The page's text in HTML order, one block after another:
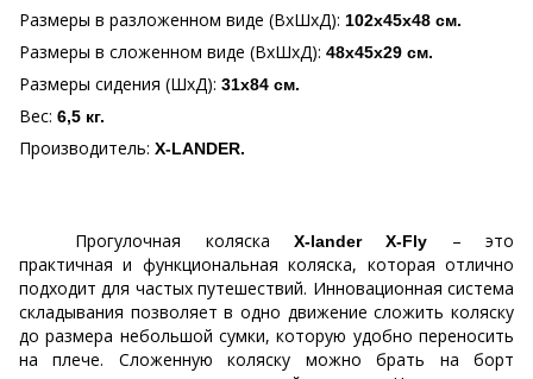
Размеры в разложенном виде (ВхШхД): 102х45х48 см.
Размеры в сложенном виде (ВхШхД): 48х45х29 см.
Размеры сидения (ШхД): 31х84 см.
Вес: 6,5 кг.
Производитель: X-LANDER.
Прогулочная коляска X-lander X-Fly
– это
практичная и функциональная коляска, которая отлично
подходит для частых путешествий. Инновационная система
складывания позволяет в одно движение сложить коляску
до размера небольшой сумки, которую удобно переносить
на плече. Сложенную коляску можно брать на борт